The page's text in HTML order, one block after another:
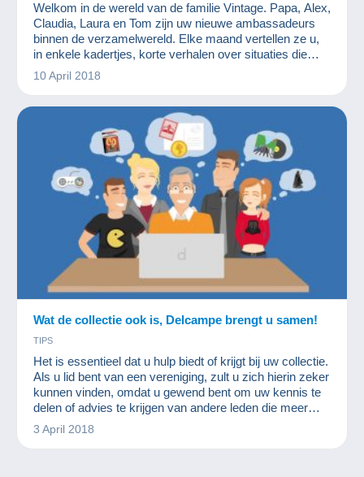
Welkom in de wereld van de familie Vintage. Papa, Alex,
Claudia, Laura en Tom zijn uw nieuwe ambassadeurs
binnen de verzamelwereld. Elke maand vertellen ze u,
in enkele kadertjes, korte verhalen over situaties die
zich kunnen voordoen in een familie verzamelaars. We
hopen dat u hen sympathiek vindt!
10 April 2018
Wat de collectie ook is, Delcampe brengt u samen!
TIPS
Het is essentieel dat u hulp biedt of krijgt bij uw collectie.
Als u lid bent van een vereniging, zult u zich hierin zeker
kunnen vinden, omdat u gewend bent om uw kennis te
delen of advies te krijgen van andere leden die meer
ervaring hebben op dit of dat gebied.
3 April 2018